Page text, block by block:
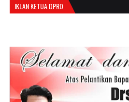
IKLAN KETUA DPRD